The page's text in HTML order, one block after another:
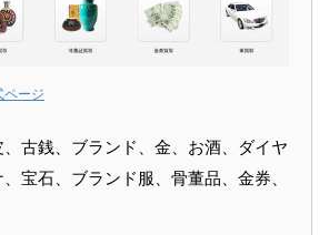
ページ
古銭、ブランド、金、お酒、ダイヤ
宝石、ブランド服、骨董品、金券、